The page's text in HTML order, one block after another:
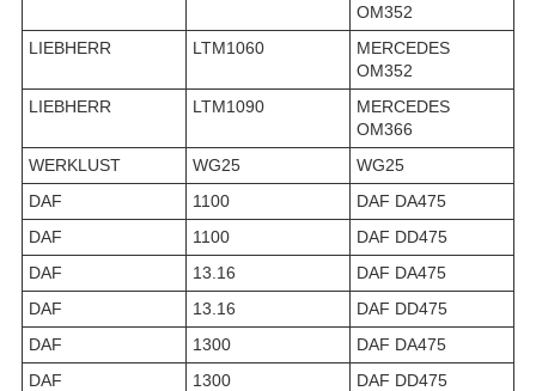
OM352
LIEBHERR
LTM1060
MERCEDES
OM352
LIEBHERR
LTM1090
MERCEDES
OM366
WERKLUST
WG25
WG25
DAF
1100
DAF DA475
DAF
1100
DAF DD475
DAF
13.16
DAF DA475
DAF
13.16
DAF DD475
DAF
1300
DAF DA475
DAF
1300
DAF DD475